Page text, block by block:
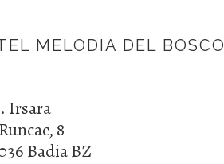
MELODIA DEL BOSCO
Irsara
8
Badia BZ